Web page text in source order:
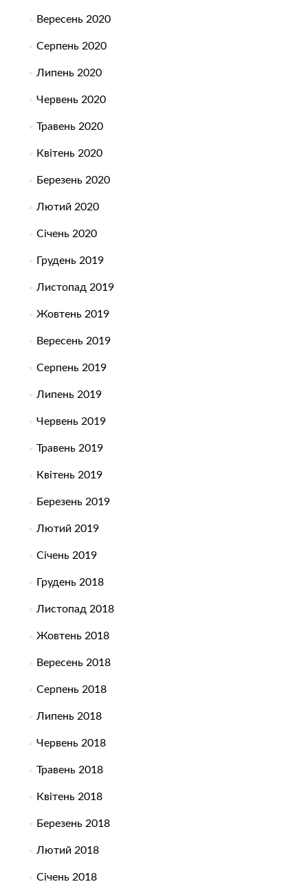
Вересень 2020
Серпень 2020
Липень 2020
Червень 2020
Травень 2020
Квітень 2020
Березень 2020
Лютий 2020
Січень 2020
Грудень 2019
Листопад 2019
Жовтень 2019
Вересень 2019
Серпень 2019
Липень 2019
Червень 2019
Травень 2019
Квітень 2019
Березень 2019
Лютий 2019
Січень 2019
Грудень 2018
Листопад 2018
Жовтень 2018
Вересень 2018
Серпень 2018
Липень 2018
Червень 2018
Травень 2018
Квітень 2018
Березень 2018
Лютий 2018
Січень 2018